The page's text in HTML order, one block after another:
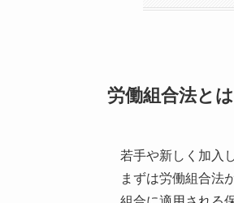
労働組合法と
若手や新しく加入
まずは労働組合法